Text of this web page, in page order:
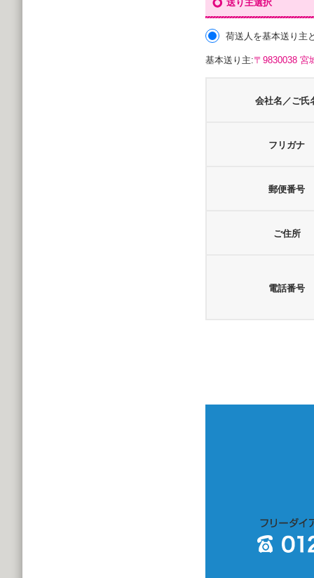
送り主選択
荷送人を基本送り主
基本送り主:〒9830038 宮
会社名／ご氏
フリガナ
郵便番号
ご住所
電話番号